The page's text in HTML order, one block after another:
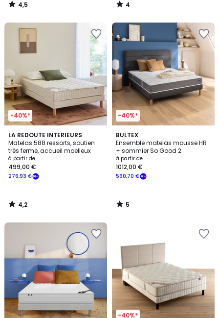
4,5
/
4
/
-40%*
LA REDOUTE INTERIEURS
Matelas 588 ressorts, soutien
très ferme, accueil moelleux
à partir de
276,93 €
499,00 €
4,2
/ 5
4,2
/
-40%*
BULTEX
Ensemble matelas mousse HR
+ sommier So Good 2
à partir de
560,70 €
1012,00 €
5
/
5
5
/
-40%*